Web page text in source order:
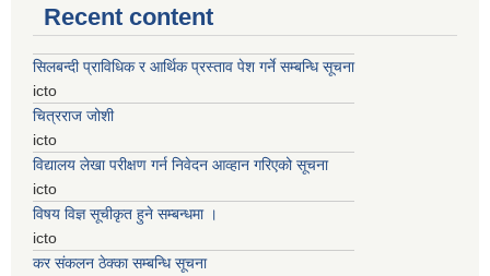
Recent content
सिलबन्दी प्राविधिक र आर्थिक प्रस्ताव पेश गर्ने सम्बन्धि सूचना
icto
चित्रराज जोशी
icto
विद्यालय लेखा परीक्षण गर्न निवेदन आव्हान गरिएको सूचना
icto
विषय विज्ञ सूचीकृत हुने सम्बन्धमा ।
icto
कर संकलन ठेक्का सम्बन्धि सूचना